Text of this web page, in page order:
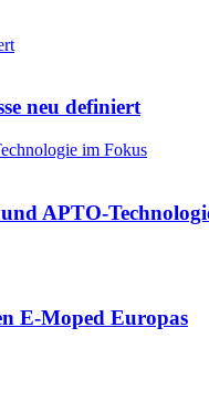
neu definiert
APTO-
E-Moped Europas